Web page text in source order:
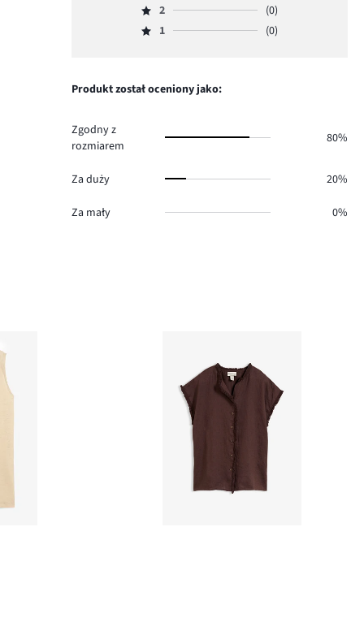
głosów
ilość
głosów
3,
ilość
Ocena
2,
0.
2
(0)
Ocena
głosów
1 (0)
Produkt został oceniony jako:
Zgodny z
rozmiarem
80%
Za duży 20%
Za mały 0%